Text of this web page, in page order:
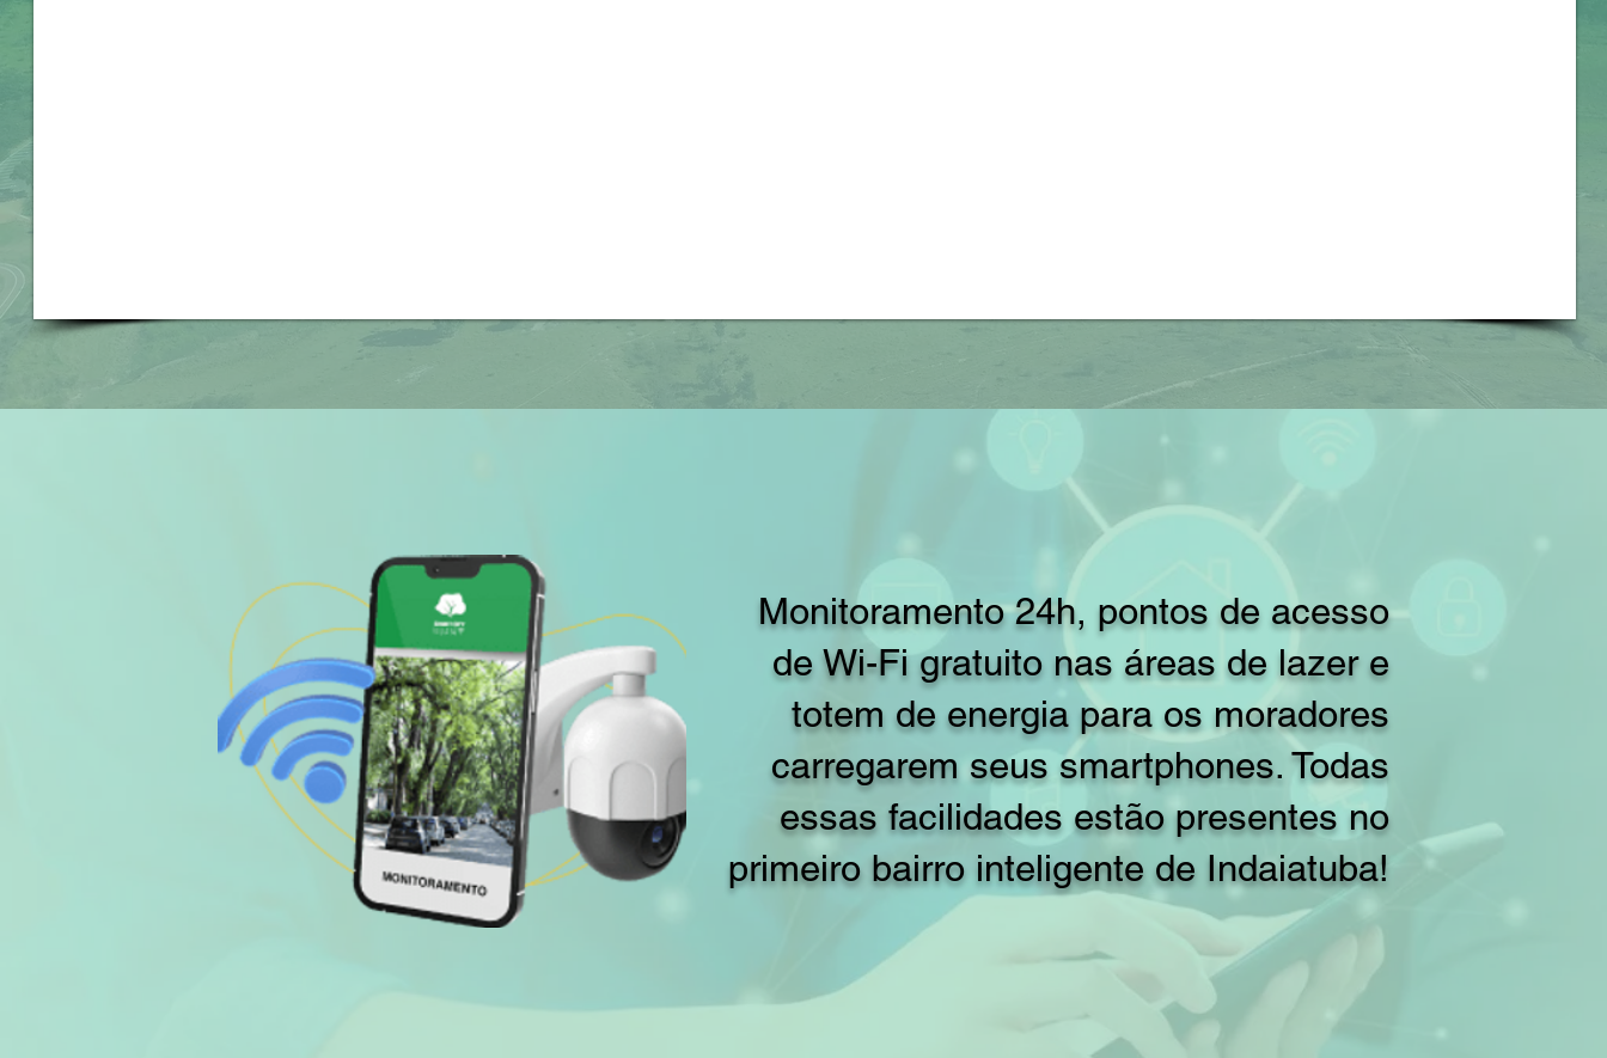
Monitoramento 24h, pontos de acesso
de Wi-Fi gratuito nas áreas de lazer e
totem de energia para os moradores
carregarem seus smartphones. Todas
essas facilidades estão presentes no
primeiro bairro inteligente de Indaiatuba!